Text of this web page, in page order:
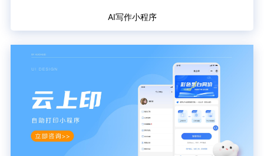
AI写作小程序